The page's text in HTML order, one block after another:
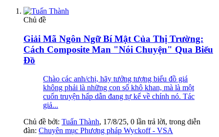
Chủ đề
Giải Mã Ngôn Ngữ Bí Mật Của Thị Trường:
Cách Composite Man "Nói Chuyện" Qua Biểu
Đồ
Chào các anh/chị, hãy tưởng tượng biểu đồ giá
không phải là những con số khô khan, mà là một
cuốn truyện hấp dẫn đang tự kể về chính nó. Tác
giả...
Chủ đề bởi: Tuấn Thành, 17/8/25, 0 lần trả lời, trong diễn
đàn: Chuyên mục Phương pháp Wyckoff - VSA